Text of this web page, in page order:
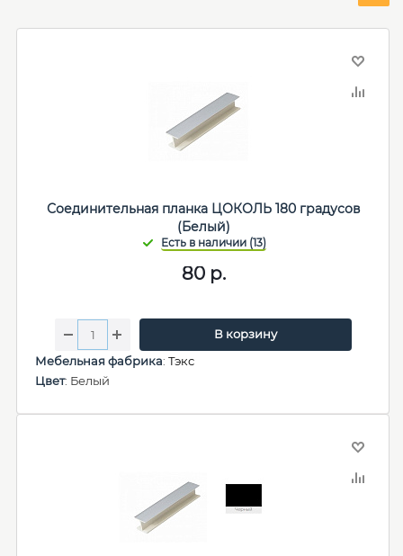
Соединительная планка ЦОКОЛЬ 180 градусов
(Белый)
80р.
В корзину
Мебельная фабрика: Тэкс
Цвет: Белый